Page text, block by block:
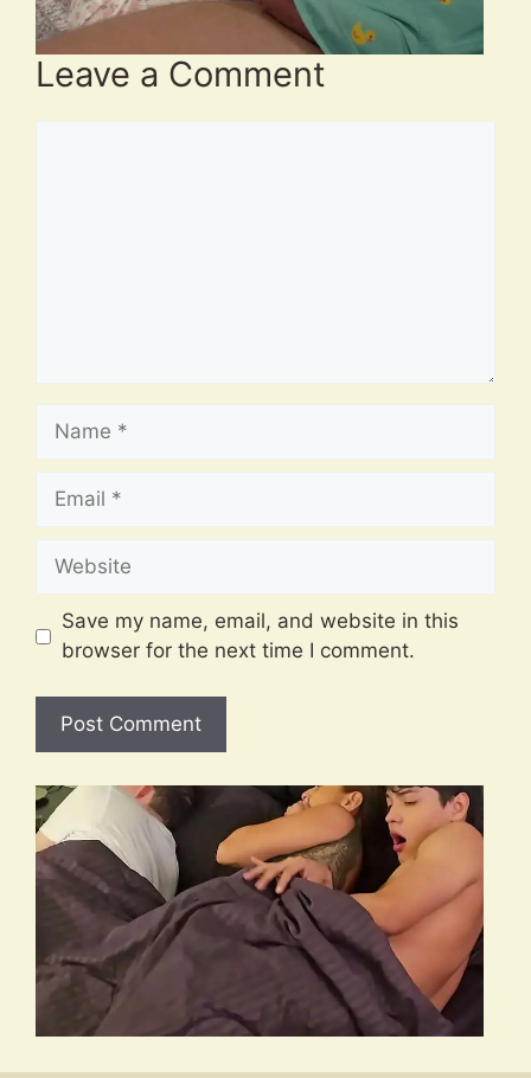
Leave a Comment
Name
Email
Website
Save my name, email, and website in this
browser for the next time I comment.